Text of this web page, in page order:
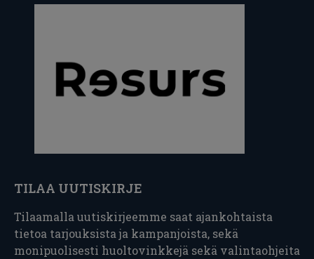
TILAA UUTISKIRJE
Tilaamalla uutiskirjeemme saat ajankohtaista
tietoa tarjouksista ja kampanjoista, sekä
monipuolisesti huoltovinkkejä sekä valintaohjeita